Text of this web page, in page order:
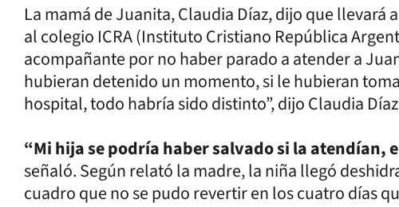
La mamá de Juanita, Claudia Díaz, dijo que llevará
al colegio ICRA (Instituto Cristiano República
acompañante por no haber parado a atender a
hubieran detenido un momento, si le hubieran
hospital, todo habría sido distinto”, dijo Claudia
“Mi hija se podría haber salvado si la atendían,
señaló. Según relató la madre, la niña llegó
cuadro que no se pudo revertir en los cuatro días